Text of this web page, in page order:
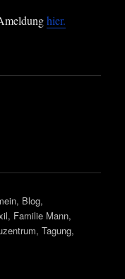
hier.
, Blog,
, Familie Mann,
,Tagung,